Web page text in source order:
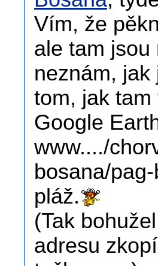
Vím, že
ale tam
neznám,
tom, jak
Google
www..../
bosana/
pláž.
(Tak
adresu